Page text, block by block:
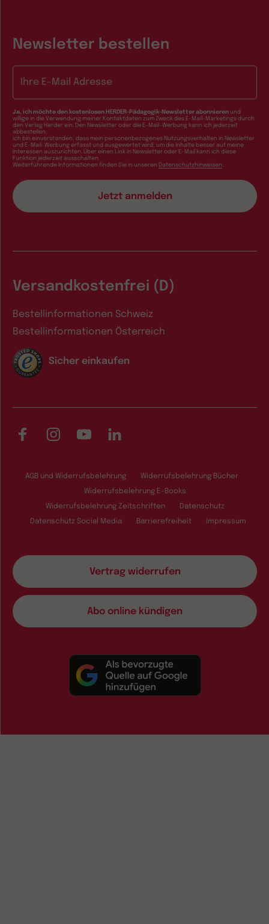
Newsletter bestellen
Ja, ich möchte den kostenlosen HERDER-Pädagogik-Newsletter abonnieren und
willige in die Verwendung meiner Kontaktdaten zum Zweck des E-Mail-Marketings durch
den Verlag Herder ein. Den Newsletter oder die E-Mail-Werbung kann ich jederzeit
abbestellen.
Ich bin einverstanden, dass mein personenbezogenes Nutzungsverhalten in Newsletter
und E-Mail-Werbung erfasst und ausgewertet wird, um die Inhalte besser auf meine
Interessen auszurichten. Über einen Link in Newsletter oder E-Mail kann ich diese
Funktion jederzeit ausschalten.
Weiterführende Informationen finden Sie in unseren Datenschutzhinweisen
Versandkostenfrei (D)
Bestellinformationen Schweiz
Bestellinformationen Österreich
Sicher einkaufen
FacebookInstagramYouTubeLinkedIn
AGB und Widerrufsbelehrung Widerrufsbelehrung Bücher
Widerrufsbelehrung E-Books
Widerrufsbelehrung Zeitschriften Datenschutz
Datenschutz Social Media Barrierefreiheit Impressum
Vertrag widerrufen
Abo online kündigen